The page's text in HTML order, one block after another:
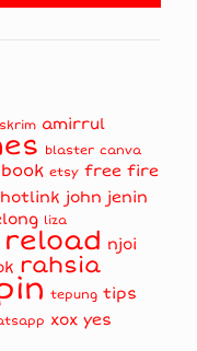
amirrul
blaster canva
etsy free fire
hotlink john jenin
liza
reload njoi
rahsia
tepung tips
xox yes